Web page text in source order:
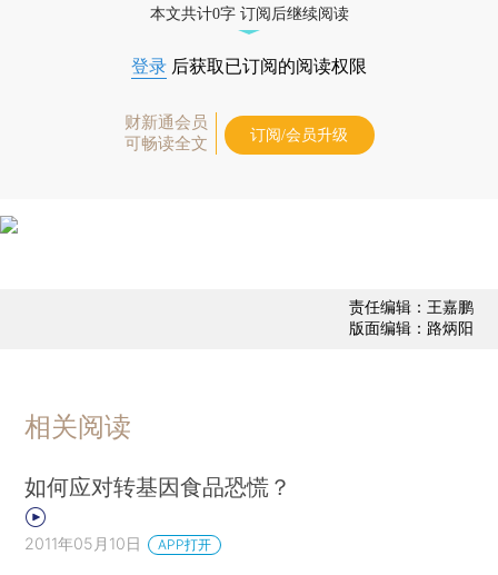
本文共计0字 订阅后继续阅读
登录 后获取已订阅的阅读权限
财新通会员
可畅读全文
订阅/会员升级
责任编辑：王嘉鹏
版面编辑：路炳阳
相关阅读
如何应对转基因食品恐慌？
2011年05月10日 APP打开